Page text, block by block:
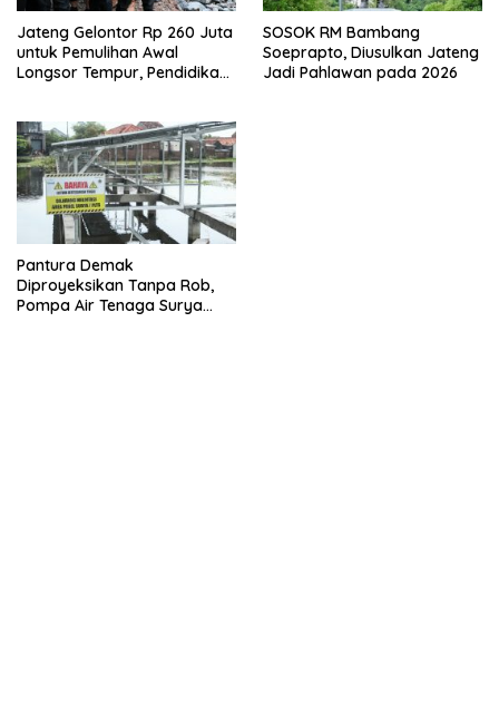
Jateng Gelontor Rp 260 Juta
untuk Pemulihan Awal
Longsor Tempur, Pendidikan
SOSOK RM Bambang
Soeprapto, Diusulkan Jateng
Jadi Pahlawan pada 2026
Pantura Demak
Diproyeksikan Tanpa Rob,
Pompa Air Tenaga Surya